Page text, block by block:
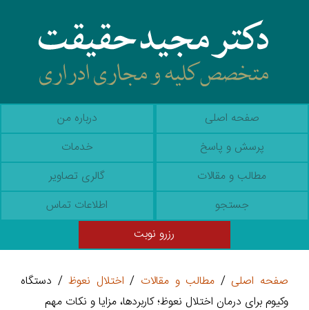
صفحه اصلی
درباره من
پرسش و پاسخ
خدمات
مطالب و مقالات
گالری تصاویر
جستجو
اطلاعات تماس
رزرو نوبت
صفحه اصلی / مطالب و مقالات / اختلال نعوظ/ دستگاه
وکیوم برای درمان اختلال نعوظ؛ کاربردها، مزایا و نکات مهم